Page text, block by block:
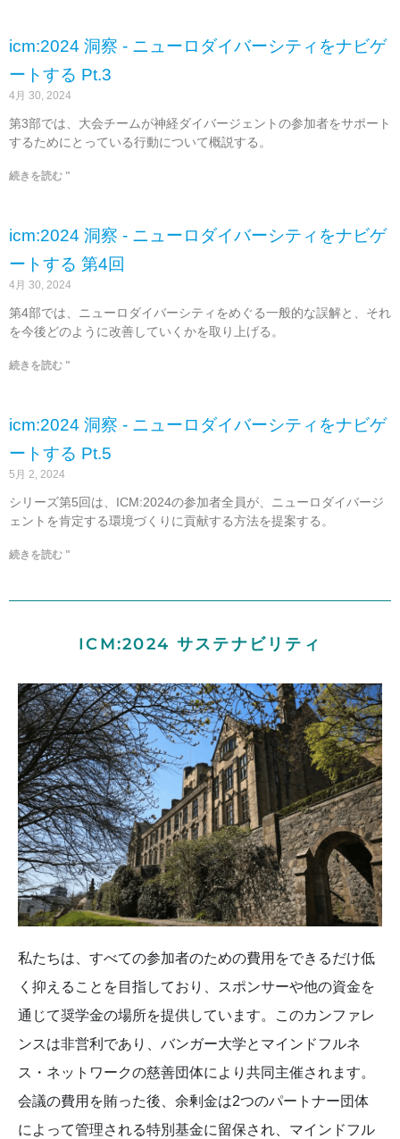
icm:2024 洞察 - ニューロダイバーシティをナビゲ
ートする Pt.3
4月 30, 2024
第3部では、大会チームが神経ダイバージェントの参加者をサポート
するためにとっている行動について概説する。
続きを読む "
icm:2024 洞察 - ニューロダイバーシティをナビゲ
ートする 第4回
4月 30, 2024
第4部では、ニューロダイバーシティをめぐる一般的な誤解と、それ
を今後どのように改善していくかを取り上げる。
続きを読む "
icm:2024 洞察 - ニューロダイバーシティをナビゲ
ートする Pt.5
5月 2, 2024
シリーズ第5回は、ICM:2024の参加者全員が、ニューロダイバージ
ェントを肯定する環境づくりに貢献する方法を提案する。
続きを読む "
ICM:2024 サステナビリティ
私たちは、すべての参加者のための費用をできるだけ低
く抑えることを目指しており、スポンサーや他の資金を
通じて奨学金の場所を提供しています。このカンファレ
ンスは非営利であり、バンガー大学とマインドフルネ
ス・ネットワークの慈善団体により共同主催されます。
会議の費用を賄った後、余剰金は2つのパートナー団体
によって管理される特別基金に留保され、マインドフル